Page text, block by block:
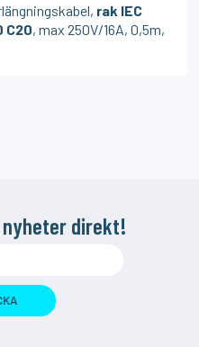
rak IEC
C20, max 250V/16A, 0,5m,
nyheter direkt!